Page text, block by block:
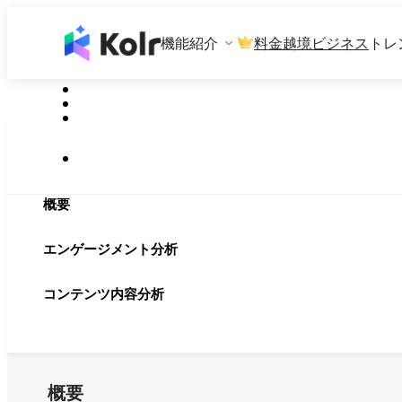
機能紹介 料金越境ビジネス ト
概要
エンゲージメント分析
コンテンツ内容分析
概要